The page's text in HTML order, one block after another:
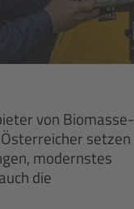
von Biomasse-
setzen
modernstes
die